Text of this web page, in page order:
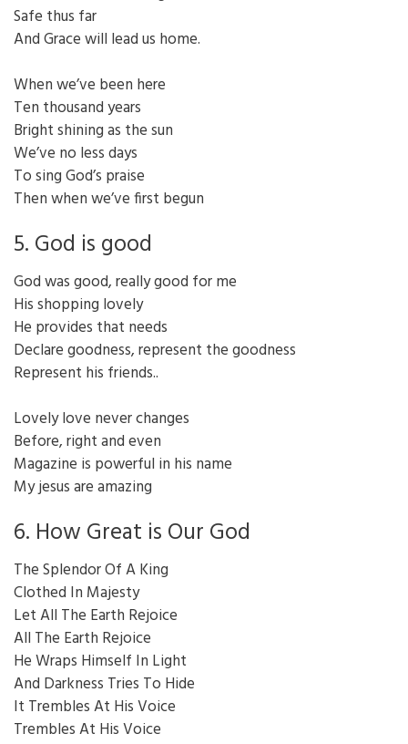
Safe thus far
And Grace will lead us home.
When we’ve been here
Ten thousand years
Bright shining as the sun
We’ve no less days
To sing God’s praise
Then when we’ve first begun
5. God is good
God was good, really good for me
His shopping lovely
He provides that needs
Declare goodness, represent the goodness
Represent his friends..
Lovely love never changes
Before, right and even
Magazine is powerful in his name
My jesus are amazing
6. How Great is Our God
The Splendor Of A King
Clothed In Majesty
Let All The Earth Rejoice
All The Earth Rejoice
He Wraps Himself In Light
And Darkness Tries To Hide
It Trembles At His Voice
Trembles At His Voice